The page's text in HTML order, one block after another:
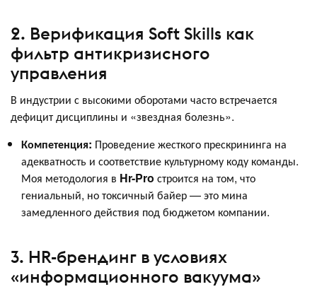
2. Верификация Soft Skills как
фильтр антикризисного
управления
В индустрии с высокими оборотами часто встречается
дефицит дисциплины и «звездная болезнь».
Компетенция: Проведение жесткого прескрининга на
адекватность и соответствие культурному коду команды.
Моя методология в Hr-Pro строится на том, что
гениальный, но токсичный байер — это мина
замедленного действия под бюджетом компании.
3. HR-брендинг в условиях
«информационного вакуума»